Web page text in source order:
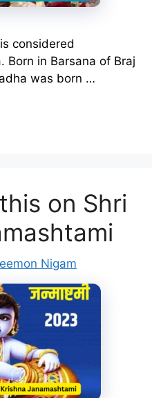
considered
Born in Barsana of Braj
was born …
on Shri
Nigam